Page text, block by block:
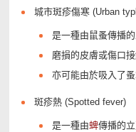
城市斑疹傷寒 (Urban
是一種由鼠蚤傳播
磨損的皮膚或傷口
亦可能由於吸入了
斑疹熱 (Spotted fever)
是一種由蜱傳播的